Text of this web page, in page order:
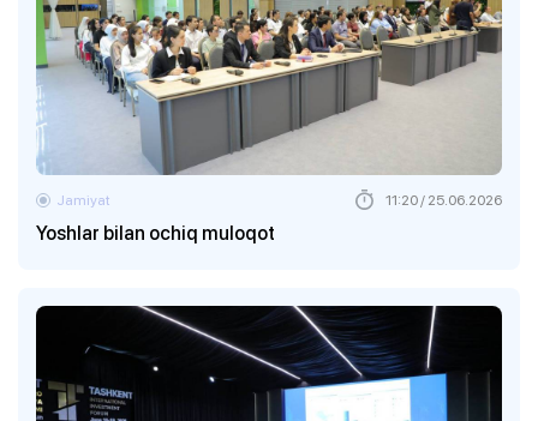
Yoshlar bilan ochiq muloqot
Jamiyat 11:20 / 25.06.2026